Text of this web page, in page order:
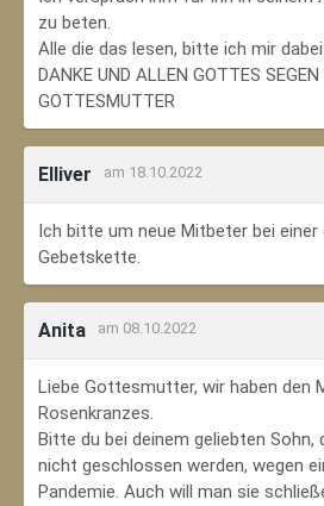
zu beten.
Alle die das lesen, bitte ich mir
DANKE UND ALLEN GOTTES SEGEN
GOTTESMUTTER
Elliver am 18.10.2022
Ich bitte um neue Mitbeter bei einer
Gebetskette.
Anita am 08.10.2022
Liebe Gottesmutter, wir haben den
Rosenkranzes.
Bitte du bei deinem geliebten Sohn,
nicht geschlossen werden, wegen
Pandemie. Auch will man sie